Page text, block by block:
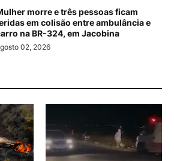
morre e três pessoas ficam
em colisão entre ambulância e
na BR-324, em Jacobina
02, 2026